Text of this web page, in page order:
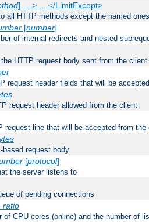
] ... > ... </LimitExcept>
all HTTP methods except the named ones
[number]
of internal redirects and nested
HTTP request body sent from the client
request header fields that will be
request header allowed from the client
request line that will be accepted from the
request body
[protocol]
the server listens to
of pending connections
ratio
of CPU cores (online) and the number of